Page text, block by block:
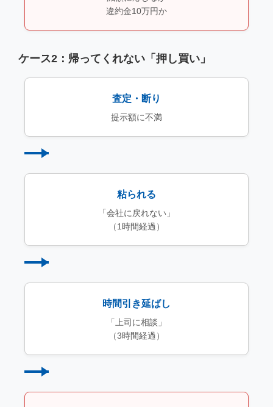
違約金10万円か
ケース2：帰ってくれない「押し買い」
査定・断り
提示額に不満
粘られる
「会社に戻れない」
（1時間経過）
時間引き延ばし
「上司に相談」
（3時間経過）